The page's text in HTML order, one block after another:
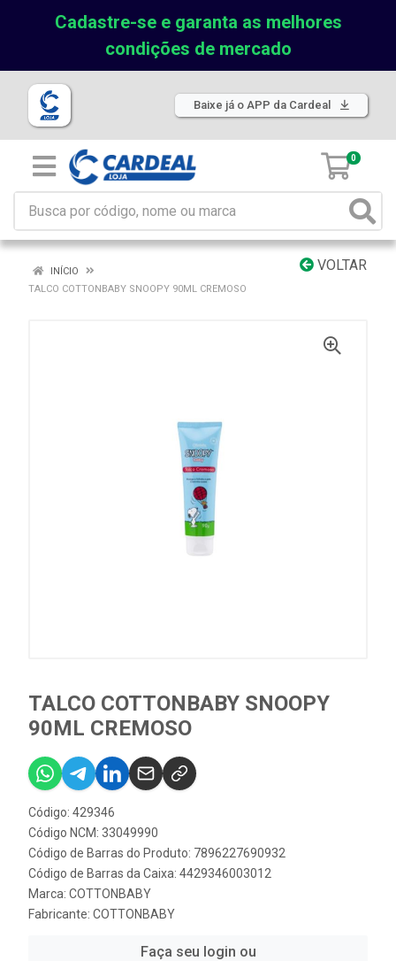
Cadastre-se e garanta as melhores
condições de mercado
Baixe já o APP da Cardeal
0
VOLTAR
INÍCIO
TALCO COTTONBABY SNOOPY 90ML CREMOSO
TALCO COTTONBABY SNOOPY
90ML CREMOSO
Código: 429346
Código NCM: 33049990
Código de Barras do Produto: 7896227690932
Código de Barras da Caixa: 4429346003012
Marca: COTTONBABY
Fabricante: COTTONBABY
Faça seu login ou